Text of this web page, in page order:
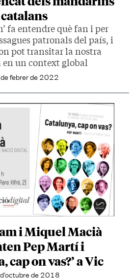
catalans
fa entendre què fan i per
patronals del país, i
pot transitar la nostra
en un context global
febrer de 2022
i Miquel Macià
Pep Martí i
cap on vas?’ a Vic
de 2018